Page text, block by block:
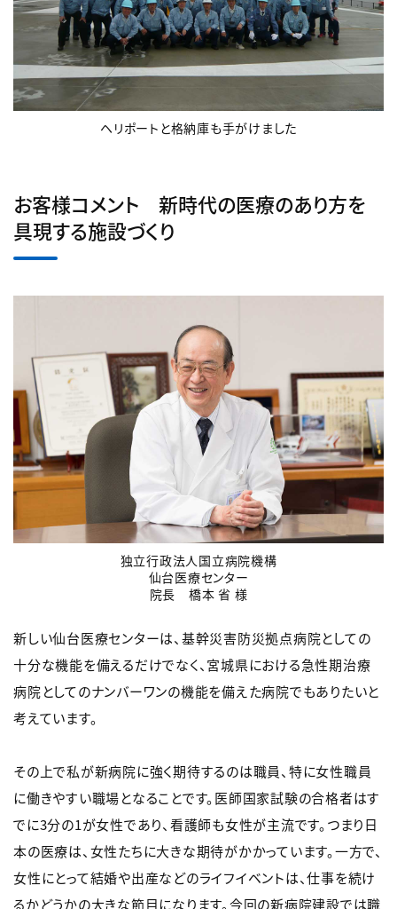
ヘリポートと格納庫も手がけました
お客様コメント 新時代の医療のあり方を
具現する施設づくり
独立行政法人国立病院機構
仙台医療センター
院長 橋本 省 様
新しい仙台医療センターは、基幹災害防災拠点病院としての
十分な機能を備えるだけでなく、宮城県における急性期治療
病院としてのナンバーワンの機能を備えた病院でもありたいと
考えています。
その上で私が新病院に強く期待するのは職員、特に女性職員
に働きやすい職場となることです。医師国家試験の合格者はす
でに3分の1が女性であり、看護師も女性が主流です。つまり日
本の医療は、女性たちに大きな期待がかかっています。一方で、
女性にとって結婚や出産などのライフイベントは、仕事を続け
るかどうかの大きな節目になります。今回の新病院建設では職